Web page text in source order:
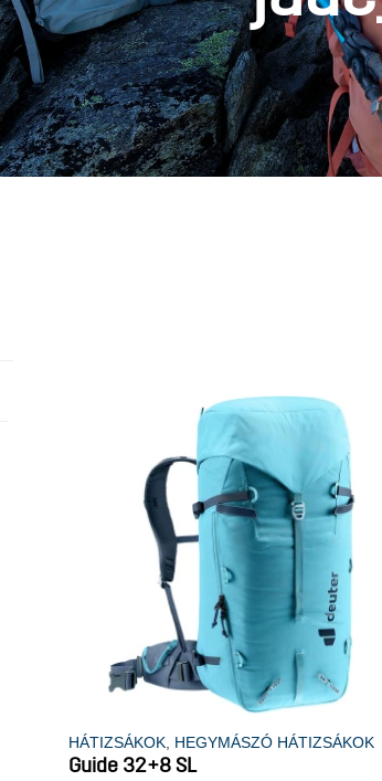
HÁTIZSÁKOK, HEGYMÁSZÓ HÁTIZSÁKOK
Guide 32+8 SL